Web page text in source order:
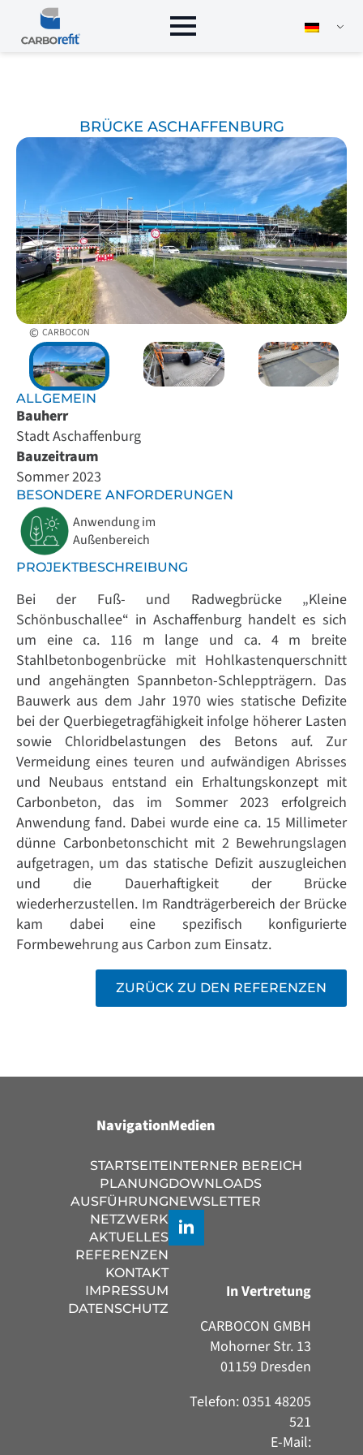
BRÜCKE ASCHAFFENBURG
© CARBOCON
ALLGEMEIN
Bauherr
Stadt Aschaffenburg
Bauzeitraum
Sommer 2023
BESONDERE ANFORDERUNGEN
Anwendung im
Außenbereich
PROJEKTBESCHREIBUNG
Bei der Fuß- und Radwegbrücke „Kleine
Schönbuschallee“ in Aschaffenburg handelt es sich
um eine ca. 116 m lange und ca. 4 m breite
Stahlbetonbogenbrücke mit Hohlkastenquerschnitt
und angehängten Spannbeton-Schleppträgern. Das
Bauwerk aus dem Jahr 1970 wies statische Defizite
bei der Querbiegetragfähigkeit infolge höherer Lasten
sowie Chloridbelastungen des Betons auf. Zur
Vermeidung eines teuren und aufwändigen Abrisses
und Neubaus entstand ein Erhaltungskonzept mit
Carbonbeton, das im Sommer 2023 erfolgreich
Anwendung fand. Dabei wurde eine ca. 15 Millimeter
dünne Carbonbetonschicht mit 2 Bewehrungslagen
aufgetragen, um das statische Defizit auszugleichen
und die Dauerhaftigkeit der Brücke
wiederherzustellen. Im Randträgerbereich der Brücke
kam dabei eine spezifisch konfigurierte
Formbewehrung aus Carbon zum Einsatz.
ZURÜCK ZU DEN REFERENZEN
In Vertretung
CARBOCON GMBH
Mohorner Str. 13
01159 Dresden
Telefon: 0351 48205
521
E-Mail:
IMPRESSUM
DATENSCHUTZ
Navigation
STARTSEITE
PLANUNG
AUSFÜHRUNG
NETZWERK
AKTUELLES
REFERENZEN
KONTAKT
Medien
INTERNER BEREICH
DOWNLOADS
NEWSLETTER